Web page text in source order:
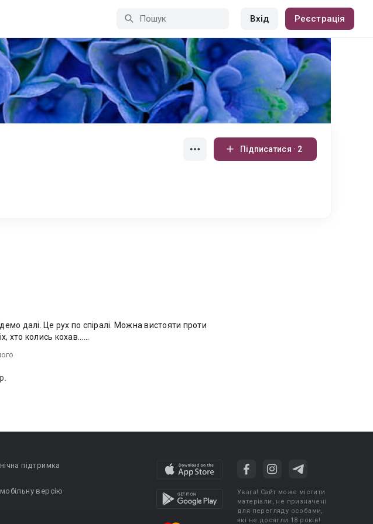
Вхід Реєстрація
Підписатися · 2
далі. Це рух по спіралі. Можна вистояти проти
твоє серце кохає. Для всіх, хто колись кохав......
підтримка
версію
Увага! Сайт може містити
матеріали, не призначені
для перегляду особами,
які не досягли 18 років!